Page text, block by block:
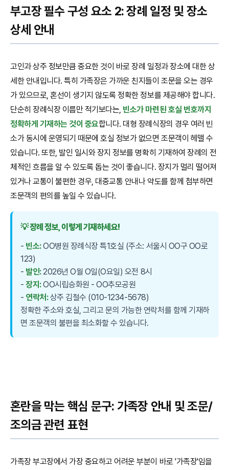
부고장 필수 구성 요소 2: 장례 일정 및 장소
상세 안내
고인과 상주 정보만큼 중요한 것이 바로 장례 일정과 장소에 대한 상
세한 안내입니다. 특히 가족장은 가까운 친지들이 조문을 오는 경우
가 있으므로, 혼선이 생기지 않도록 정확한 정보를 제공해야 합니다.
단순히 장례식장 이름만 적기보다는, 빈소가 마련된 호실 번호까지
정확하게 기재하는 것이 중요합니다. 대형 장례식장의 경우 여러 빈
소가 동시에 운영되기 때문에 호실 정보가 없으면 조문객이 헤맬 수
있습니다. 또한, 발인 일시와 장지 정보를 명확히 기재하여 장례의 전
체적인 흐름을 알 수 있도록 돕는 것이 좋습니다. 장지가 멀리 떨어져
있거나 교통이 불편한 경우, 대중교통 안내나 약도를 함께 첨부하면
조문객의 편의를 높일 수 있습니다.
💡 장례 정보, 이렇게 기재하세요!
- 빈소:OO병원 장례식장 특1호실 (주소: 서울시 OO구 OO로
123)
- 발인:2026년 O월 O일(O요일) 오전 8시
-장지:OO시립승화원 - OO추모공원
- 연락처:상주 김철수 (010-1234-5678)
정확한 주소와 호실, 그리고 문의 가능한 연락처를 함께 기재하
면 조문객의 불편을 최소화할 수 있습니다.
혼란을 막는 핵심 문구: 가족장 안내 및 조문/
조의금 관련 표현
가족장 부고장에서 가장 중요하고 어려운 부분이 바로 '가족장'임을